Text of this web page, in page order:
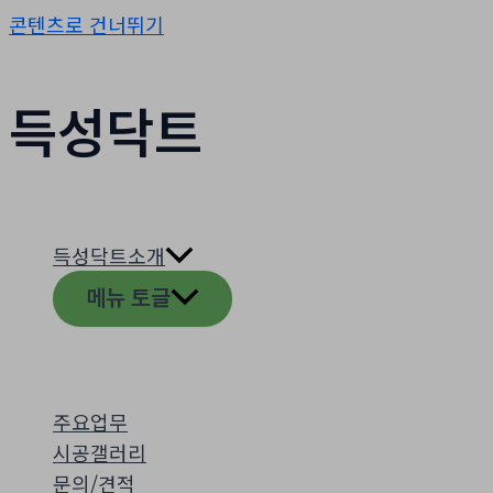
콘텐츠로 건너뛰기
득성닥트
득성닥트소개
메뉴 토글
주요업무
시공갤러리
문의/견적